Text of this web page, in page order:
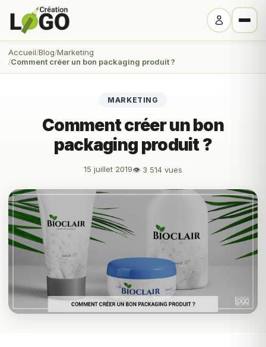
Accueil Blog Marketing
Comment créer un bon packaging produit ?
MARKETING
Comment créer un bon
packaging produit ?
15 juillet 2019👁 3 514 vues